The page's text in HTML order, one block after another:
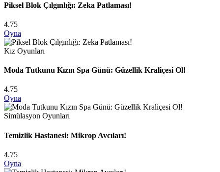
Piksel Blok Çılgınlığı: Zeka Patlaması!
4.75
Oyna
Kız Oyunları
Moda Tutkunu Kızın Spa Günü: Güzellik Kraliçesi Ol!
4.75
Oyna
Simülasyon Oyunları
Temizlik Hastanesi: Mikrop Avcıları!
4.75
Oyna